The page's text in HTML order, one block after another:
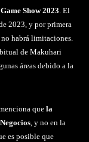
Show 2023. El
2023, y por primera
habrá limitaciones.
de Makuhari
áreas debido a la
que la
, y no en la
es posible que